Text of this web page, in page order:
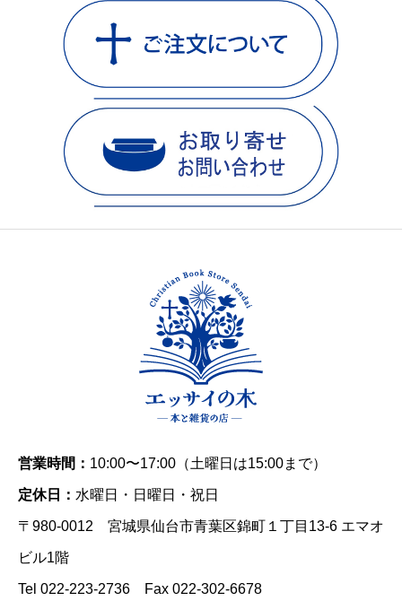
営業時間： 10:00〜17:00（土曜日は15:00まで）
定休日： 水曜日・日曜日・祝日
〒980-0012 宮城県仙台市青葉区錦町１丁目13-6 エマオ
ビル1階
Tel 022-223-2736 Fax 022-302-6678